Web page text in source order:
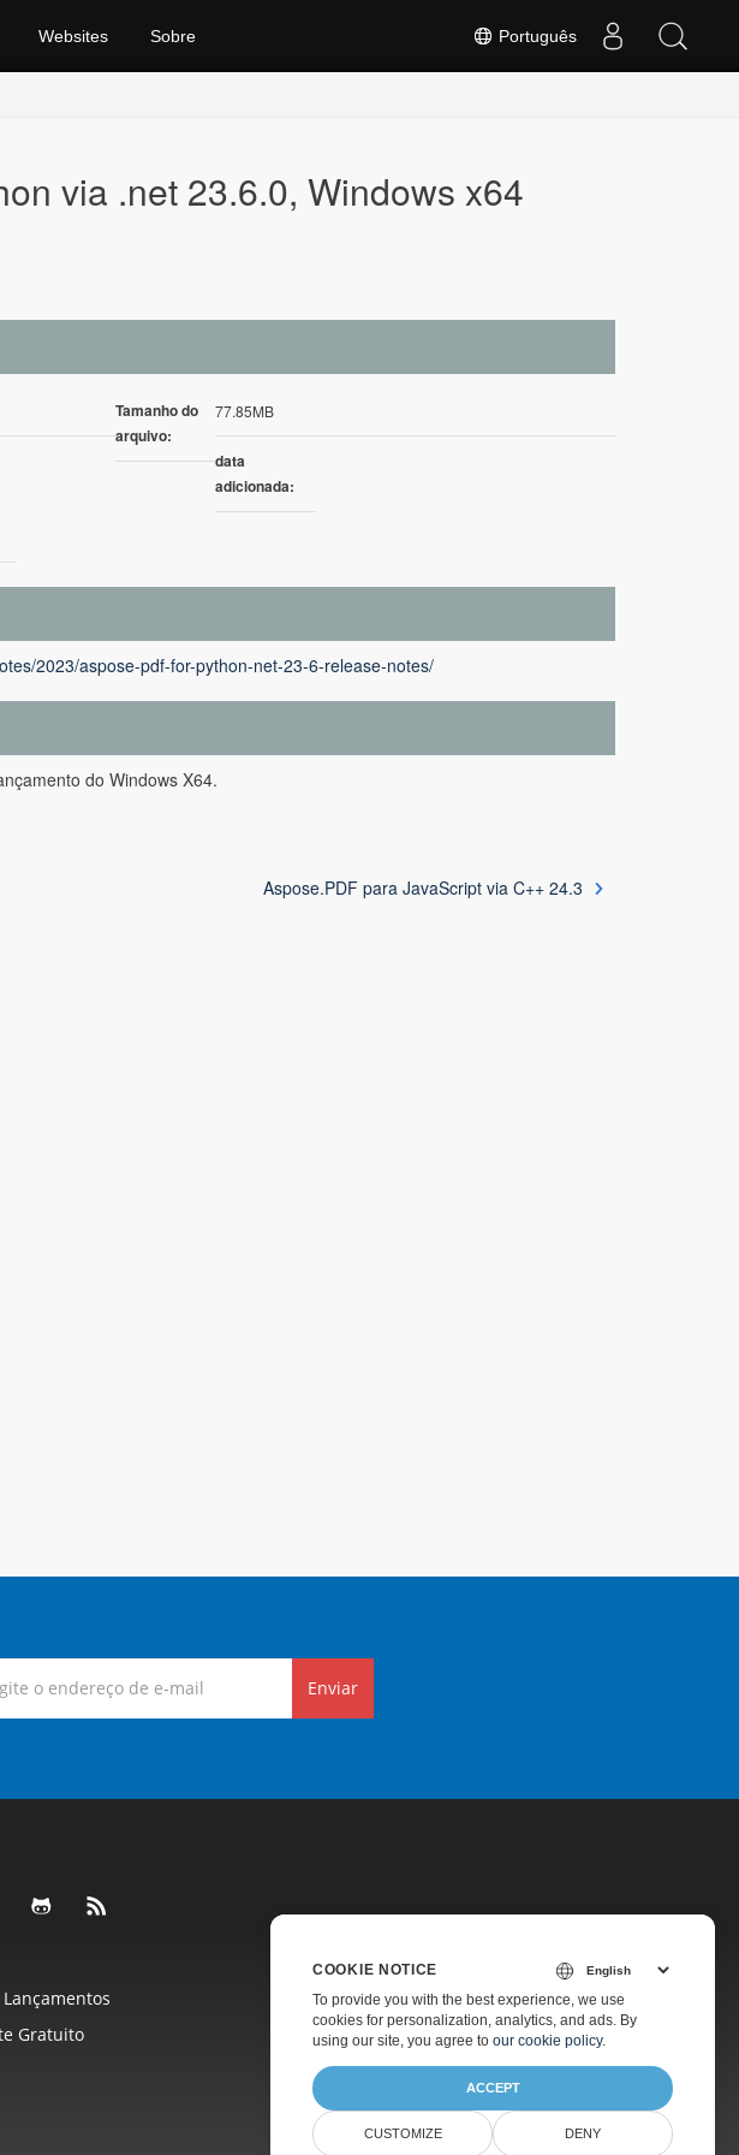
Português
Websites Sobre
via .net 23.6.0, Windows x64
Tamanho do
arquivo:
77.85MB
data
adicionada:
2023/aspose-pdf-for-python-net-23-6-release-notes/
do Windows X64.
Aspose.PDF para JavaScript via C++ 24.3
Enviar
Lançamentos
Preços
Gratuito
Suporte Pago
Sobre
COOKIE NOTICE
To provide you with the best experience, we use
cookies for personalization, analytics, and ads. By
using our site, you agree to our cookie policy.
ACCEPT
CUSTOMIZE DENY